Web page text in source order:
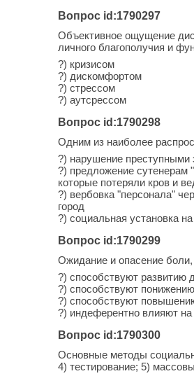
Вопрос id:1790297
Объективное ощущение
личного благополучия и
?) кризисом
?) дискомфортом
?) стрессом
?) аутсрессом
Вопрос id:1790298
Одним из наиболее
?) нарушение преступными
?) предложение сутенерам
которые потеряли кров и
?) вербовка "персонала"
город
?) социальная установка
Вопрос id:1790299
Ожидание и опасение боли,
?) способствуют развитию
?) способствуют
?) способствуют
?) индеферентно влияют
Вопрос id:1790300
Основные методы
4) тестирование; 5)